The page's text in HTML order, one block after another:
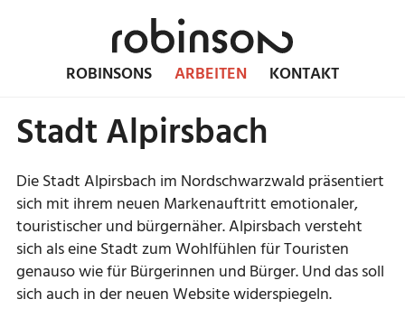
ROBINSONS ARBEITEN KONTAKT
Stadt Alpirsbach
Die Stadt Alpirsbach im Nordschwarzwald präsentiert
sich mit ihrem neuen Markenauftritt emotionaler,
touristischer und bürgernäher. Alpirsbach versteht
sich als eine Stadt zum Wohlfühlen für Touristen
genauso wie für Bürgerinnen und Bürger. Und das soll
sich auch in der neuen Website widerspiegeln.